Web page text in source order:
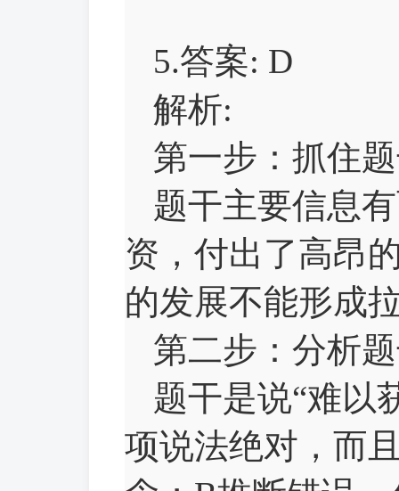
5.答案: D
解析:
第一步：抓住
题干主要信息
资，付出了高昂
的发展不能形成
第二步：分析
题干是说“难以
项说法绝对，而